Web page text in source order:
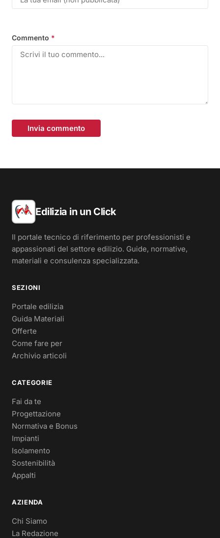
Commento *
Invia commento
Edilizia in un Click
Il portale tecnico di riferimento per professionisti e
appassionati del settore edilizio. Guide, normative,
materiali e consulenza specializzata.
SEZIONI
Portale edilizia
Guida Materiali
Offerte
Come fare per
Archivio articoli
CATEGORIE
Fai da te
Progettazione
Normativa e Bonus
Impianti
Isolamento
Sostenibilità
Appalti
AZIENDA
Chi Siamo
La Redazione